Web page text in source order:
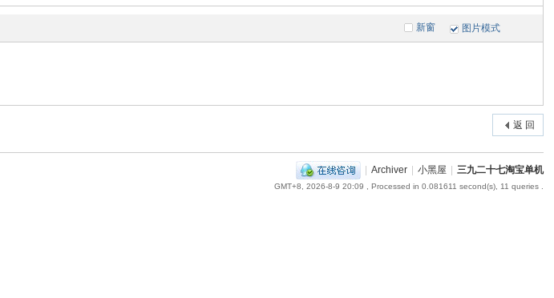
新窗 图片模式
返 回
| Archiver | 小黑屋 | 三九二十七淘宝单机
GMT+8, 2026-8-9 20:09 , Processed in 0.081611 second(s), 11 queries .